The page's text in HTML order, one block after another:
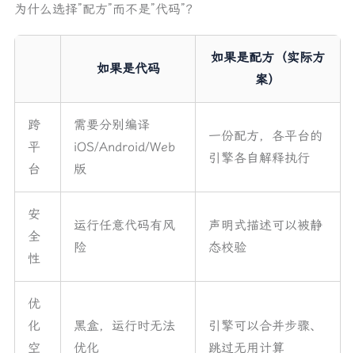
为什么选择”配方”而不是”代码”？
如果是代码
如果是配方（实际方
案）
跨
平
台
需要分别编译
iOS/Android/Web
版
一份配方，各平台的
引擎各自解释执行
安
全
性
运行任意代码有风
险
声明式描述可以被静
态校验
优
化
空
黑盒，运行时无法
优化
引擎可以合并步骤、
跳过无用计算